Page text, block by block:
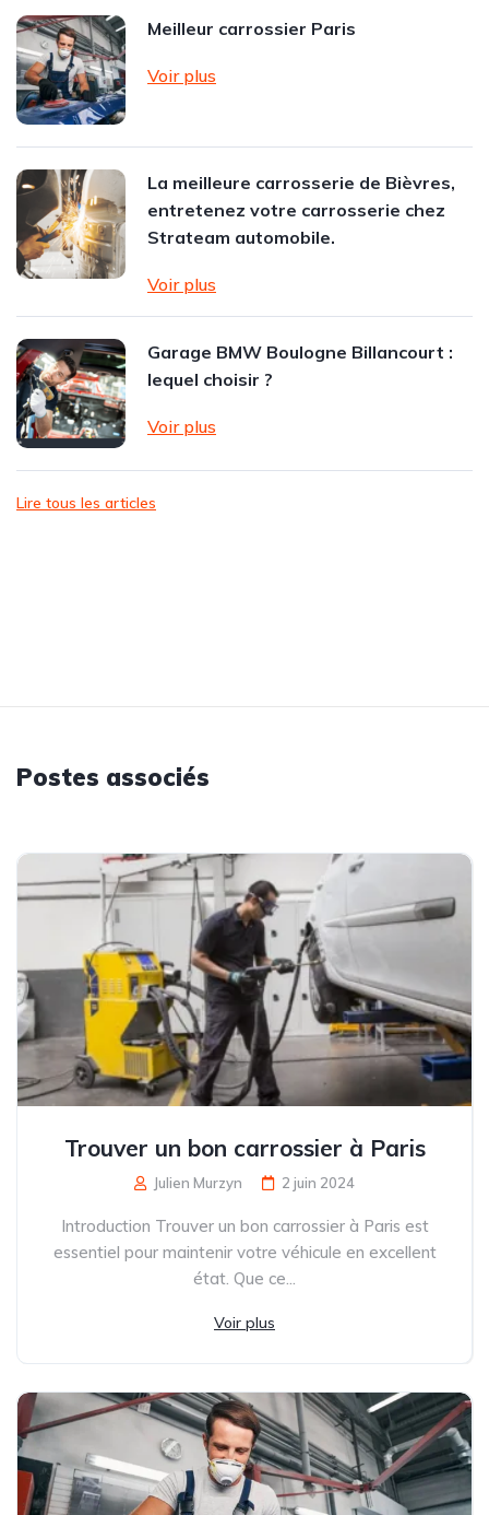
Meilleur carrossier Paris
Voir plus
La meilleure carrosserie de Bièvres,
entretenez votre carrosserie chez
Strateam automobile.
Voir plus
Garage BMW Boulogne Billancourt :
lequel choisir ?
Voir plus
Lire tous les articles
Postes associés
Trouver un bon carrossier à Paris
Julien Murzyn 2 juin 2024
Introduction Trouver un bon carrossier à Paris est
essentiel pour maintenir votre véhicule en excellent
état. Que ce...
Voir plus